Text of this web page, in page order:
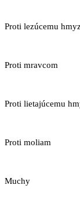
Proti lezúcemu
Proti mravcom
Proti lietajúcemu
Proti moliam
Muchy